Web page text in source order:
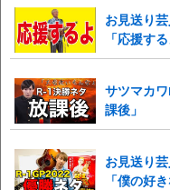
お見送り
「応援する
サツマカ
課後」
お見送り
「僕の好